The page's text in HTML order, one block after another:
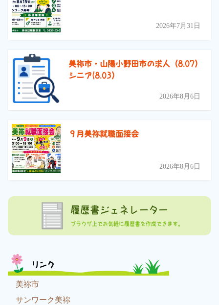
2026年7月31日
美祢市・山陽小野田市の求人（8.07）
シニア(8.03）
2026年8月6日
９月美祢就職面接会
2026年8月6日
履歴書ジェネレーター
ブラウザ上でお気軽に履歴書を作成できます。
リンク
美祢市
サンワーク美祢